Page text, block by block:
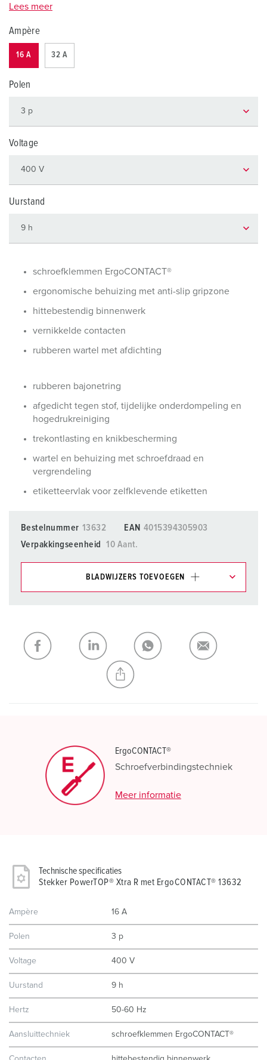
Lees meer
Ampère
16 A 32 A
Polen
Voltage
Uurstand
schroefklemmen ErgoCONTACT®
ergonomische behuizing met anti-slip gripzone
hittebestendig binnenwerk
vernikkelde contacten
rubberen wartel met afdichting
rubberen bajonetring
afgedicht tegen stof, tijdelijke onderdompeling en
hogedrukreiniging
trekontlasting en knikbescherming
wartel en behuizing met schroefdraad en
vergrendeling
etiketteervlak voor zelfklevende etiketten
Bestelnummer 13632 EAN 4015394305903
Verpakkingseenheid
10 Aant.
BLADWIJZERS TOEVOEGEN
Mijn lijst TOEVOEGEN
NIEUW LIJST MAKEN
ErgoCONTACT®
Schroefverbindingstechniek
Meer informatie
Technische specificaties
Stekker PowerTOP® Xtra R met ErgoCONTACT® 13632
Ampère 16 A
Polen 3 p
Voltage 400 V
Uurstand 9 h
Hertz 50-60 Hz
Aansluittechniek schroefklemmen ErgoCONTACT®